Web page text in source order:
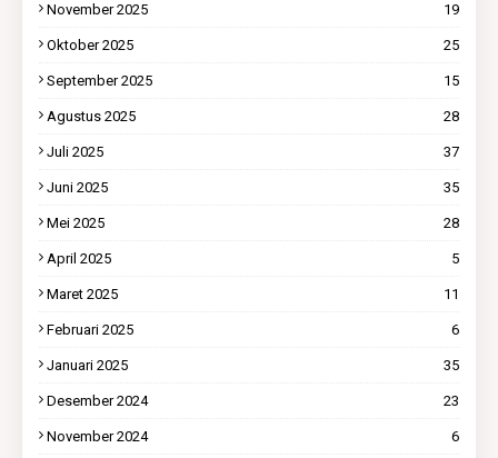
November 2025 19
Oktober 2025 25
September 2025 15
Agustus 2025 28
Juli 2025 37
Juni 2025 35
Mei 2025 28
April 2025 5
Maret 2025 11
Februari 2025 6
Januari 2025 35
Desember 2024 23
November 2024 6